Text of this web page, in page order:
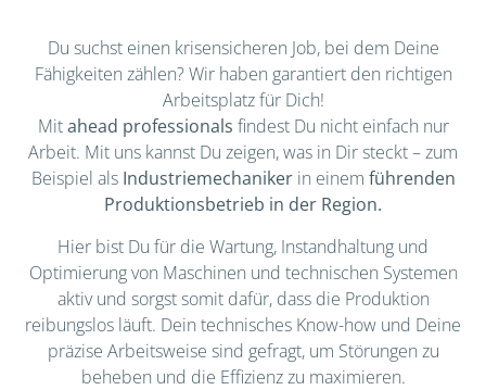
Du suchst einen krisensicheren Job, bei dem Deine
Fähigkeiten zählen? Wir haben garantiert den richtigen
Arbeitsplatz für Dich!
Mitahead professionals findest Du nicht einfach nur
Arbeit. Mit uns kannst Du zeigen, was in Dir steckt – zum
Beispiel als Industriemechanikerin einem führenden
Produktionsbetrieb in der Region.
Hier bist Du für die Wartung, Instandhaltung und
Optimierung von Maschinen und technischen Systemen
aktiv und sorgst somit dafür, dass die Produktion
reibungslos läuft. Dein technisches Know-how und Deine
präzise Arbeitsweise sind gefragt, um Störungen zu
beheben und die Effizienz zu maximieren.